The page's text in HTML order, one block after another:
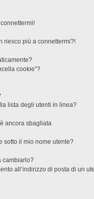
riesco più a connettermi?!
cookie”?
lista degli utenti in linea?
ancora sbagliata
sotto il mio nome utente?
cambiarlo?
all’indirizzo di posta di un